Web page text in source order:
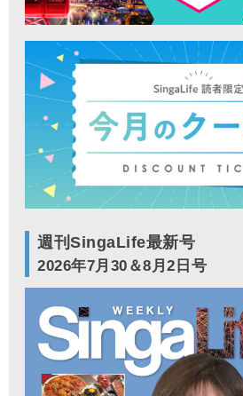
週刊SingaLife最新号
2026年7月30＆8月2日号